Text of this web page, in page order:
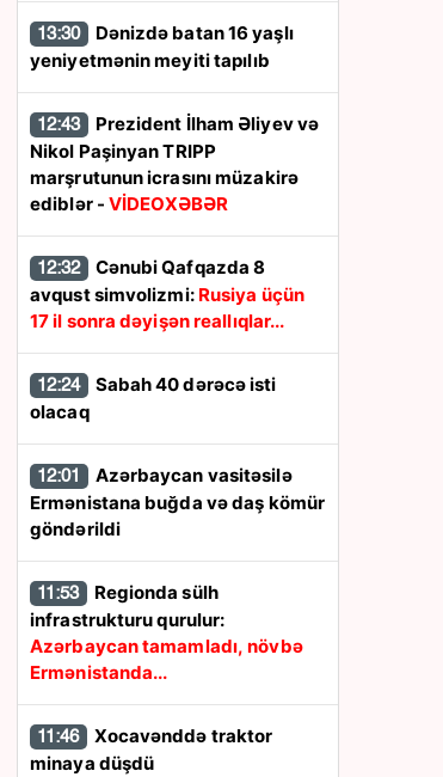
встреча
США и
Европа?
так?!
13:30
yeniyetmənin meyiti tapılıb
12:43
Nikol Paşinyan TRIPP
marşrutunun icrasını müzakirə
ediblər - VİDEOXƏBƏR
12:32
avqust simvolizmi: Rusiya üçün
17 il sonra dəyişən reallıqlar...
12:24
olacaq
12:01
Ermənistana buğda və daş kömür
göndərildi
11:53
infrastrukturu qurulur:
Azərbaycan tamamladı, növbə
Ermənistanda...
11:46
minaya düşdü